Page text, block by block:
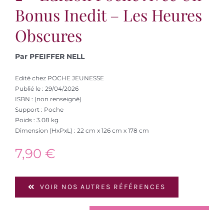
Bonus Inedit – Les Heures
Obscures
Par PFEIFFER NELL
Edité chez POCHE JEUNESSE
Publié le : 29/04/2026
ISBN : (non renseigné)
Support : Poche
Poids : 3.08 kg
Dimension (HxPxL) : 22 cm x 126 cm x 178 cm
7,90 €
VOIR NOS AUTRES RÉFÉRENCES